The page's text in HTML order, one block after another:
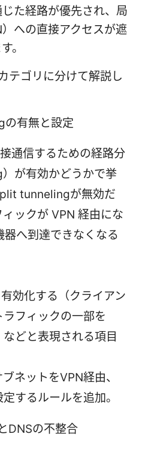
た経路が優先され、局
への直接アクセスが遮
。
テゴリに分けて解説し
有無と設定
通信するための経路分
が有効かどうかで挙
tunnelingが無効だ
ックが VPN 経由にな
器へ到達できなくなる
効化する（クライアン
ラフィックの一部を
どと表現される項目
ネットをVPN経由、
するルールを追加。
DNSの不整合